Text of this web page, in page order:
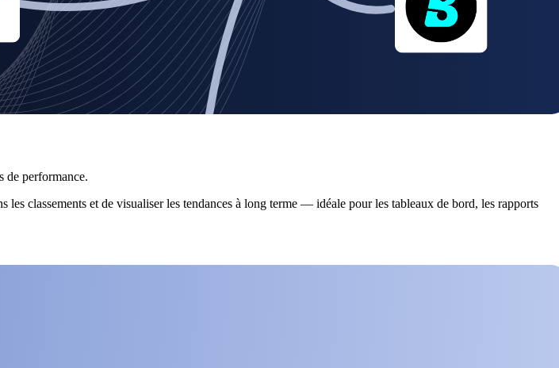
de performance.
classements et de visualiser les tendances à long terme — idéale pour les tableaux de bord, les rapports